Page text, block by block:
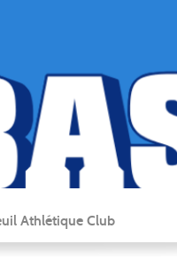
Athlétique Club